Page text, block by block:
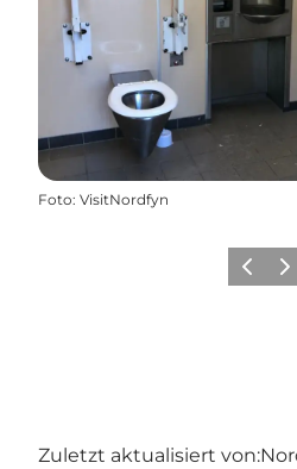
Foto: VisitNordfyn
Zurück
Zuletzt aktualisiert von: